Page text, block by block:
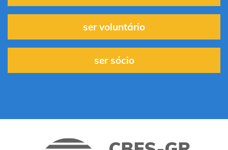
ser voluntário
ser sócio